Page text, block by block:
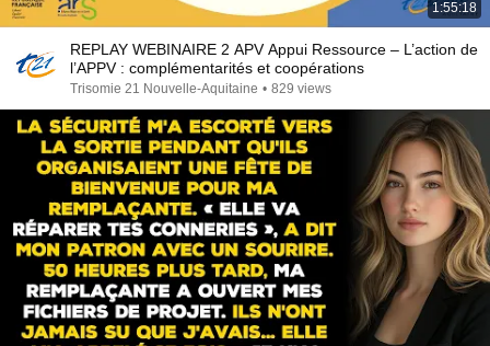
1:55:18
REPLAY WEBINAIRE 2 APV Appui Ressource – L’action de
l’APPV : complémentarités et coopérations
Trisomie 21 Nouvelle-Aquitaine • 829 views